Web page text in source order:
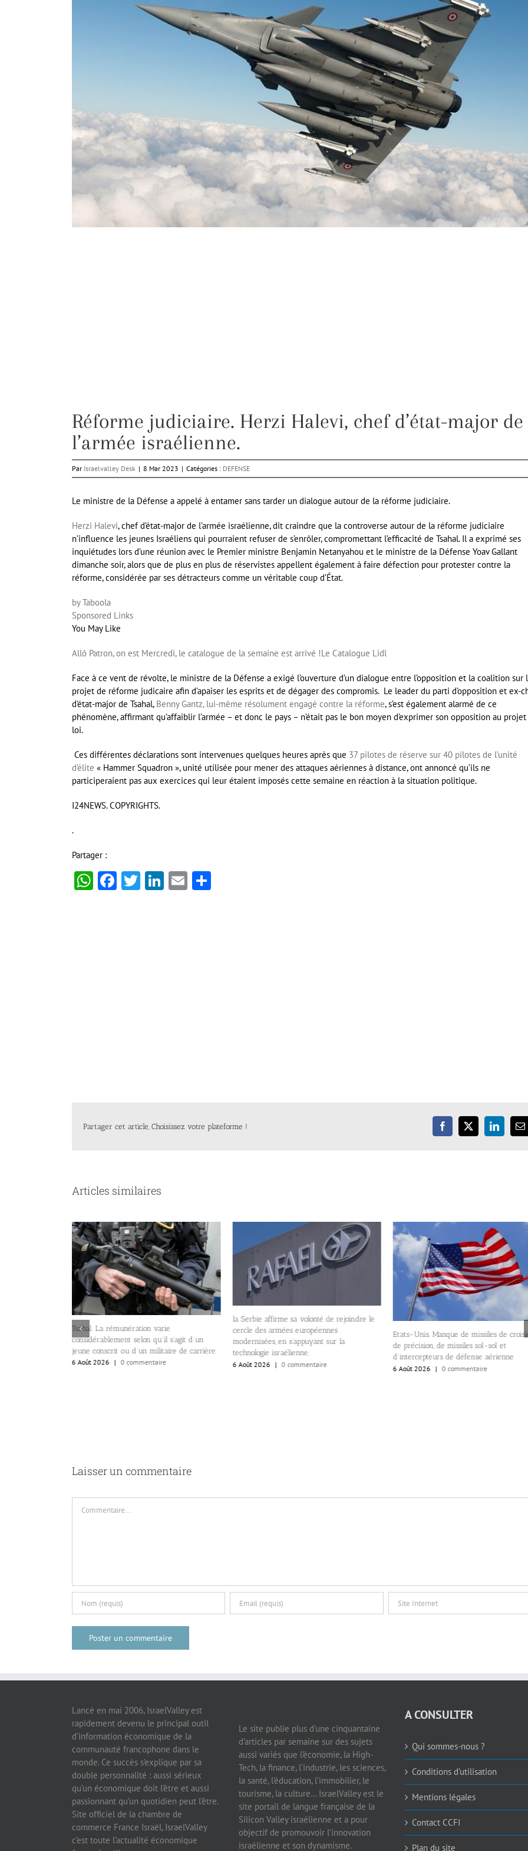
Réforme judiciaire. Herzi Halevi, chef d’état-major de
l’armée israélienne.
Par Israelvalley Desk | 8 Mar 2023 | Catégories : DEFENSE
Le ministre de la Défense a appelé à entamer sans tarder un dialogue autour de la réforme judiciaire.
Herzi Halevi, chef d’état-major de l’armée israélienne, dit craindre que la controverse autour de la réforme judiciaire
n’influence les jeunes Israéliens qui pourraient refuser de s’enrôler, compromettant l’efficacité de Tsahal. Il a exprimé ses
inquiétudes lors d’une réunion avec le Premier ministre Benjamin Netanyahou et le ministre de la Défense Yoav Gallant
dimanche soir, alors que de plus en plus de réservistes appellent également à faire défection pour protester contre la
réforme, considérée par ses détracteurs comme un véritable coup d’État.
by Taboola
Sponsored Links
You May Like
Allô Patron, on est Mercredi, le catalogue de la semaine est arrivé !Le Catalogue Lidl
Face à ce vent de révolte, le ministre de la Défense a exigé l’ouverture d’un dialogue entre l’opposition et la coalition sur
projet de réforme judicaire afin d’apaiser les esprits et de dégager des compromis. Le leader du parti d’opposition et ex-
d’état-major de Tsahal, Benny Gantz, lui-même résolument engagé contre la réforme, s’est également alarmé de ce
phénomène, affirmant qu’affaiblir l’armée – et donc le pays – n’était pas le bon moyen d’exprimer son opposition au projet
loi.
Ces différentes déclarations sont intervenues quelques heures après que 37 pilotes de réserve sur 40 pilotes de l’unité
d’élite « Hammer Squadron », unité utilisée pour mener des attaques aériennes à distance, ont annoncé qu’ils ne
participeraient pas aux exercices qui leur étaient imposés cette semaine en réaction à la situation politique.
I24NEWS. COPYRIGHTS.
.
Partager :
WhatsApp
Facebook
Twitter
LinkedIn
Email
Partager cet article, Choisissez votre plateforme ! Facebook
X LinkedIn
Articles similaires
Tsahal. La rémunération varie
considérablement selon qu’il s’agit d’un
jeune conscrit ou d’un militaire de carrière.
6 Août 2026 | 0 commentaire
la Serbie affirme sa volonté de rejoindre le
cercle des armées européennes
modernisées, en s’appuyant sur la
technologie israélienne.
6 Août 2026 | 0 commentaire
Etats-Unis. Manque de missiles de
de précision, de missiles sol-sol et
d’intercepteurs de défense aérienne
6 Août 2026 | 0 commentaire
Laisser un commentaire
Lancé en mai 2006, IsraelValley est
rapidement devenu le principal outil
d’information économique de la
communauté francophone dans le
monde. Ce succès s’explique par sa
double personnalité : aussi sérieux
qu’un économique doit l’être et aussi
passionnant qu’un quotidien peut l’être.
Site officiel de la chambre de
commerce France Israël, IsraelValley
c’est toute l’actualité économique
Le site publie plus d’une cinquantaine
d’articles par semaine sur des sujets
aussi variés que l’économie, la High-
Tech, la finance, l’industrie, les sciences,
la santé, l’éducation, l’immobilier, le
tourisme, la culture… IsraelValley est le
site portail de langue française de la
Silicon Valley israélienne et a pour
objectif de promouvoir l’innovation
israélienne et son dynamisme.
A CONSULTER
Qui sommes-nous ?
Conditions d’utilisation
Mentions légales
Contact CCFI
Plan du site